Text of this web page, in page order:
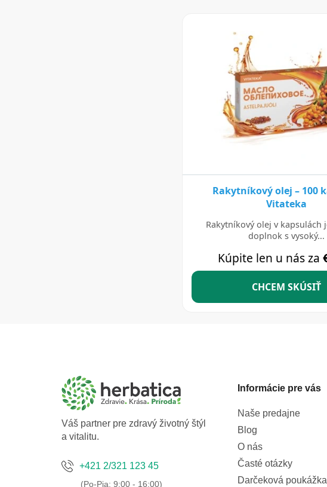
Váš partner pre zdravý životný štýl
a vitalitu.
+421 2/321 123 45
Informácie pre vás
Naše predajne
Blog
O nás
Časté otázky
Darčeková poukážka